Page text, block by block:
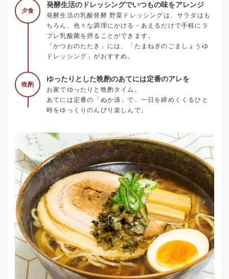
夕食
発酵生活のドレッシングでいつもの味をアレンジ
発酵生活の乳酸発酵 野菜ドレッシングは、サラダはも
ちろん、色々な調理にかける・あえるだけで手軽にラ
ブレ乳酸菌を摂ることができます。
「かつおのたたき」には、「たまねぎのごましょうゆ
ドレッシング」がおすすめ。
晩酌
ゆったりとした晩酌のあてには定番のアレを
お家でゆったりと晩酌タイム。
あてには定番の「ぬか漬」で、一日を締めくくるひと
時をゆっくりのんびり楽しんで。